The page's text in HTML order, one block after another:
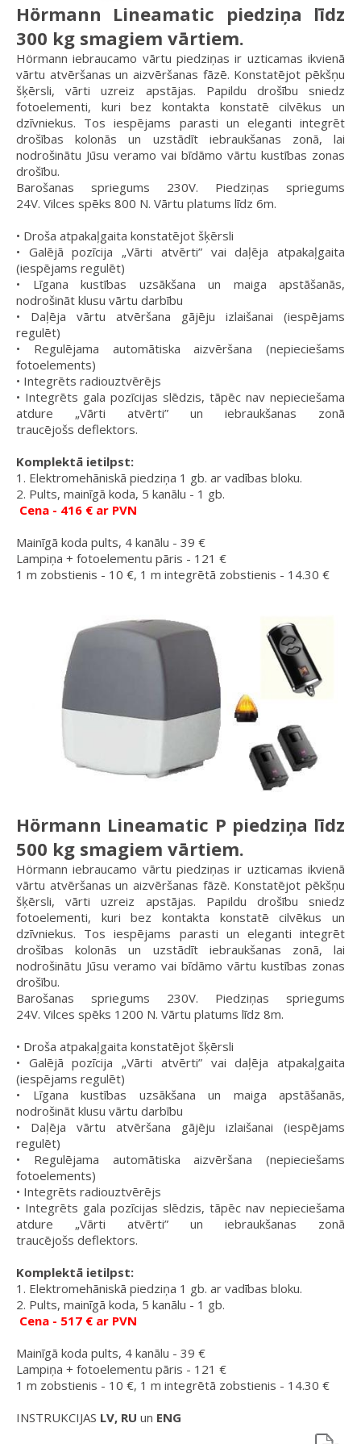
Hörmann Lineamatic piedziņa līdz
300 kg smagiem vārtiem.
Hörmann iebraucamo vārtu piedziņas ir uzticamas ikvienā
vārtu atvēršanas un aizvēršanas fāzē. Konstatējot pēkšņu
šķērsli, vārti uzreiz apstājas. Papildu drošību sniedz
fotoelementi, kuri bez kontakta konstatē cilvēkus un
dzīvniekus. Tos iespējams parasti un eleganti integrēt
drošības kolonās un uzstādīt iebraukšanas zonā, lai
nodrošinātu Jūsu veramo vai bīdāmo vārtu kustības zonas
drošību.
Barošanas spriegums 230V. Piedziņas spriegums
24V. Vilces spēks 800 N. Vārtu platums līdz 6m.
• Droša atpakaļgaita konstatējot šķērsli
• Galējā pozīcija „Vārti atvērti” vai daļēja atpakaļgaita
(iespējams regulēt)
• Līgana kustības uzsākšana un maiga apstāšanās,
nodrošināt klusu vārtu darbību
• Daļēja vārtu atvēršana gājēju izlaišanai (iespējams
regulēt)
• Regulējama automātiska aizvēršana (nepieciešams
fotoelements)
• Integrēts radiouztvērējs
• Integrēts gala pozīcijas slēdzis, tāpēc nav nepieciešama
atdure „Vārti atvērti” un iebraukšanas zonā
traucējošs deflektors.
Komplektā ietilpst:
1. Elektromehāniskā piedziņa 1 gb. ar vadības bloku.
2. Pults, mainīgā koda, 5 kanālu - 1 gb.
Cena - 416 € ar PVN
Mainīgā koda pults, 4 kanālu - 39 €
Lampiņa + fotoelementu pāris - 121 €
1 m zobstienis - 10 €, 1 m integrētā zobstienis - 14.30 €
Hörmann Lineamatic P piedziņa līdz
500 kg smagiem vārtiem.
Hörmann iebraucamo vārtu piedziņas ir uzticamas ikvienā
vārtu atvēršanas un aizvēršanas fāzē. Konstatējot pēkšņu
šķērsli, vārti uzreiz apstājas. Papildu drošību sniedz
fotoelementi, kuri bez kontakta konstatē cilvēkus un
dzīvniekus. Tos iespējams parasti un eleganti integrēt
drošības kolonās un uzstādīt iebraukšanas zonā, lai
nodrošinātu Jūsu veramo vai bīdāmo vārtu kustības zonas
drošību.
Barošanas spriegums 230V. Piedziņas spriegums
24V. Vilces spēks 1200 N. Vārtu platums līdz 8m.
• Droša atpakaļgaita konstatējot šķērsli
• Galējā pozīcija „Vārti atvērti” vai daļēja atpakaļgaita
(iespējams regulēt)
• Līgana kustības uzsākšana un maiga apstāšanās,
nodrošināt klusu vārtu darbību
• Daļēja vārtu atvēršana gājēju izlaišanai (iespējams
regulēt)
• Regulējama automātiska aizvēršana (nepieciešams
fotoelements)
• Integrēts radiouztvērējs
• Integrēts gala pozīcijas slēdzis, tāpēc nav nepieciešama
atdure „Vārti atvērti” un iebraukšanas zonā
traucējošs deflektors.
Komplektā ietilpst:
1. Elektromehāniskā piedziņa 1 gb. ar vadības bloku.
2. Pults, mainīgā koda, 5 kanālu - 1 gb.
Cena - 517 € ar PVN
Mainīgā koda pults, 4 kanālu - 39 €
Lampiņa + fotoelementu pāris - 121 €
1 m zobstienis - 10 €, 1 m integrētā zobstienis - 14.30 €
INSTRUKCIJAS LV, RU un ENG